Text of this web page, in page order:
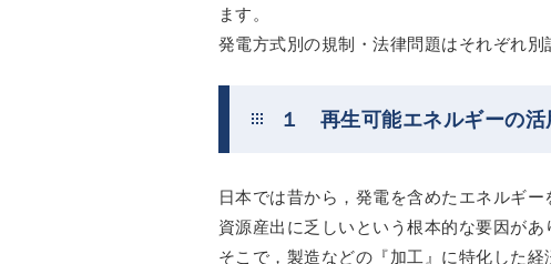
ます。
発電方式別の規制・法律問題はそれぞれ別
１ 再生可能エネルギーの
日本では昔から，発電を含めたエネルギ
資源産出に乏しいという根本的な要因があ
そこで，製造などの『加工』に特化した